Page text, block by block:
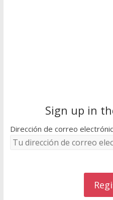
Sign up in
Dirección de correo